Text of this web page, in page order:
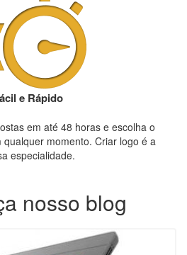
e Rápido
em até 48 horas e escolha o
momento. Criar logo é a
especialidade.
nosso blog